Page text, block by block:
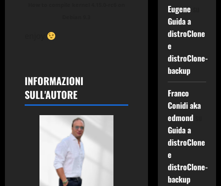
INFORMAZIONI
SULL'AUTORE
Eugene
Guida a
distroClone
e
distroClone-
backup
Franco
Conidi aka
edmondsu
Guida a
distroClone
e
distroClone-
backup